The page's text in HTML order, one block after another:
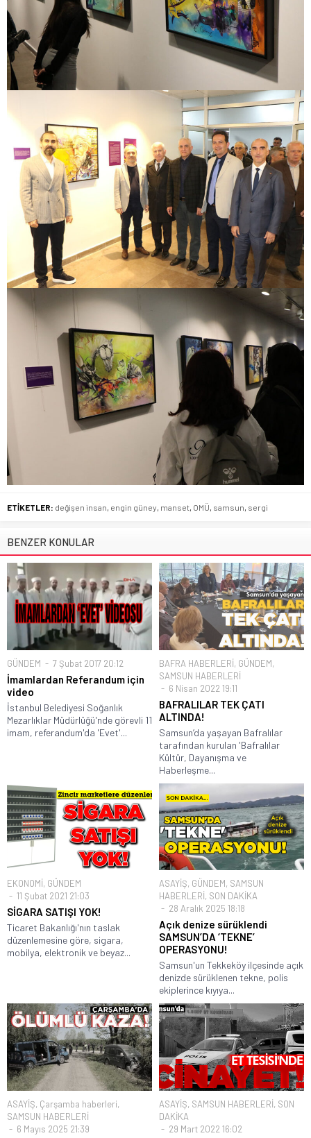
ETİKETLER: değişen insan, engin güney, manset, OMÜ, samsun, sergi
BENZER KONULAR
GÜNDEM 7 Şubat 2017 20:12
İmamlardan Referandum için
video
İstanbul Belediyesi Soğanlık
Mezarlıklar Müdürlüğü'nde görevli 11
imam, referandum'da 'Evet'...
BAFRA HABERLERİ, GÜNDEM,
SAMSUN HABERLERİ
6 Nisan 2022 19:11
BAFRALILAR TEK ÇATI
ALTINDA!
Samsun’da yaşayan Bafralılar
tarafından kurulan 'Bafralılar
Kültür, Dayanışma ve
Haberleşme...
EKONOMİ, GÜNDEM
11 Şubat 2021 21:03
SİGARA SATIŞI YOK!
Ticaret Bakanlığı'nın taslak
düzenlemesine göre, sigara,
mobilya, elektronik ve beyaz...
ASAYİŞ, GÜNDEM, SAMSUN
HABERLERİ, SON DAKİKA
28 Aralık 2025 18:18
Açık denize sürüklendi
SAMSUN’DA ‘TEKNE’
OPERASYONU!
Samsun'un Tekkeköy ilçesinde açık
denizde sürüklenen tekne, polis
ekiplerince kıyıya...
ASAYİŞ, Çarşamba haberleri,
SAMSUN HABERLERİ
6 Mayıs 2025 21:39
ASAYİŞ, SAMSUN HABERLERİ, SON
DAKİKA
29 Mart 2022 16:02